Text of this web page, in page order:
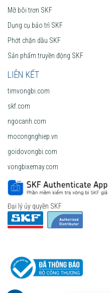
Mỡ bôi trơn SKF
Dụng cụ bảo trì SKF
Phớt chặn dầu SKF
Sản phẩm truyền động SKF
LIÊN KẾT
timvongbi.com
skf.com
ngocanh.com
mocongnghiep.vn
goidovongbi.com
vongbixemay.com
Đại lý ủy quyền SKF